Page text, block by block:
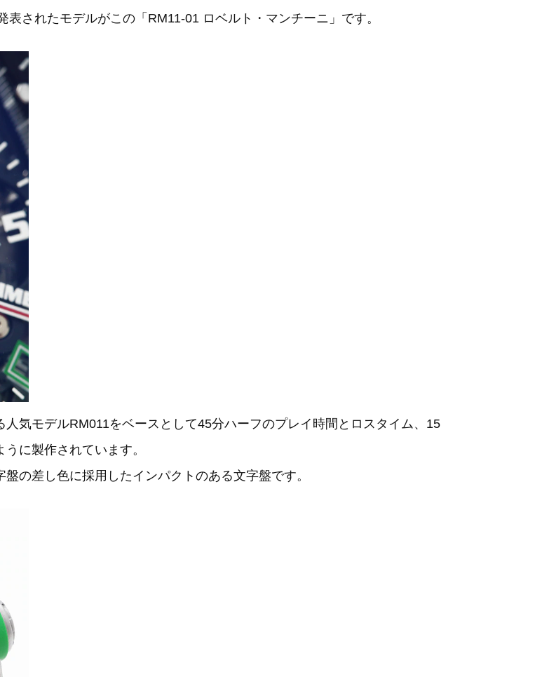
されたモデルがこの「RM11-01 ロベルト・マンチーニ」です。
気モデルRM011をベースとして45分ハーフのプレイ時間とロスタイム、15
に製作されています。
の差し色に採用したインパクトのある文字盤です。